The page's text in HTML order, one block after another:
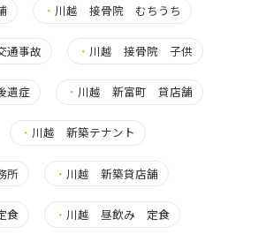
・ 川越 接骨院 むちうち
事故 ・ 川越 接骨院 子供
遺症 ・ 川越 新富町 貸店舗
・ 川越 新築テナント
所 ・ 川越 新築貸店舗
食 ・ 川越 昼飲み 定食